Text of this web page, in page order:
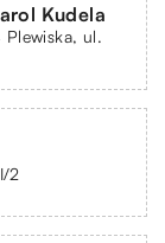
Kudela
ul.
2